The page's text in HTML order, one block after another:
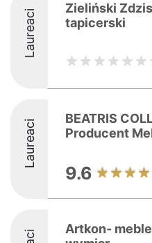
Laureaci
Zieliński
tapicerski
Laureaci
BEATRIS
Producent
9.6
Artkon-